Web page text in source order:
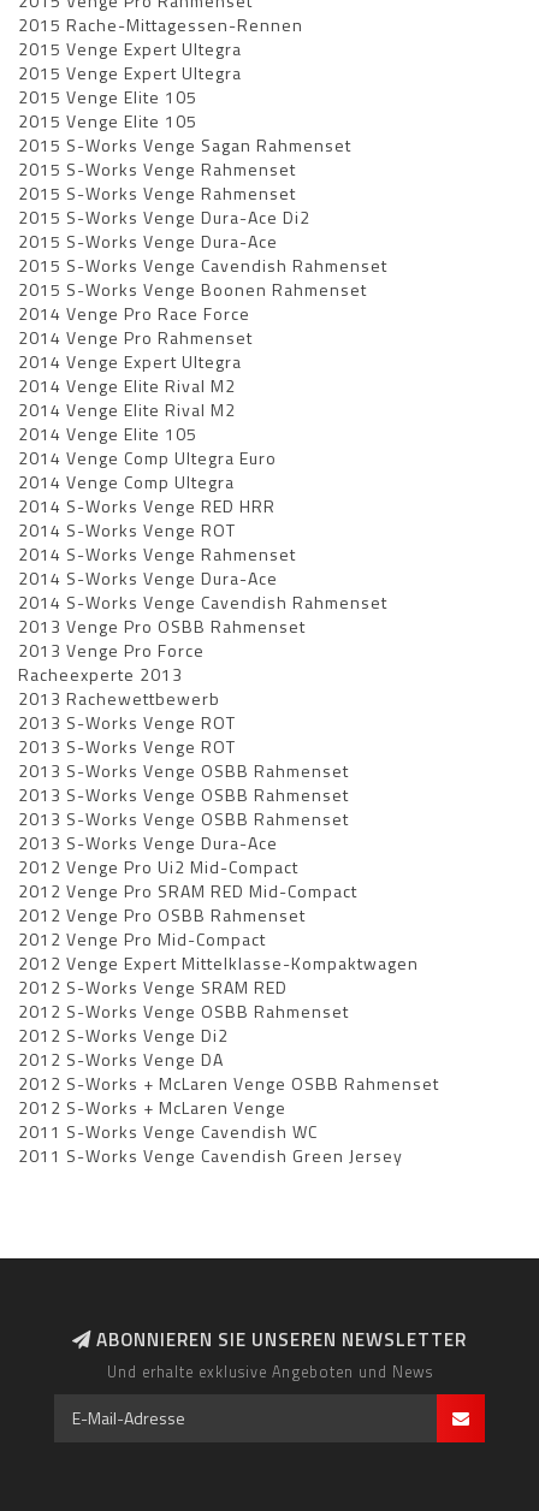
2015 Rache-Mittagessen-Rennen
2015 Venge Expert Ultegra
2015 Venge Expert Ultegra
2015 Venge Elite 105
2015 Venge Elite 105
2015 S-Works Venge Sagan Rahmenset
2015 S-Works Venge Rahmenset
2015 S-Works Venge Rahmenset
2015 S-Works Venge Dura-Ace Di2
2015 S-Works Venge Dura-Ace
2015 S-Works Venge Cavendish Rahmenset
2015 S-Works Venge Boonen Rahmenset
2014 Venge Pro Race Force
2014 Venge Pro Rahmenset
2014 Venge Expert Ultegra
2014 Venge Elite Rival M2
2014 Venge Elite Rival M2
2014 Venge Elite 105
2014 Venge Comp Ultegra Euro
2014 Venge Comp Ultegra
2014 S-Works Venge RED HRR
2014 S-Works Venge ROT
2014 S-Works Venge Rahmenset
2014 S-Works Venge Dura-Ace
2014 S-Works Venge Cavendish Rahmenset
2013 Venge Pro OSBB Rahmenset
2013 Venge Pro Force
Racheexperte 2013
2013 Rachewettbewerb
2013 S-Works Venge ROT
2013 S-Works Venge ROT
2013 S-Works Venge OSBB Rahmenset
2013 S-Works Venge OSBB Rahmenset
2013 S-Works Venge OSBB Rahmenset
2013 S-Works Venge Dura-Ace
2012 Venge Pro Ui2 Mid-Compact
2012 Venge Pro SRAM RED Mid-Compact
2012 Venge Pro OSBB Rahmenset
2012 Venge Pro Mid-Compact
2012 Venge Expert Mittelklasse-Kompaktwagen
2012 S-Works Venge SRAM RED
2012 S-Works Venge OSBB Rahmenset
2012 S-Works Venge Di2
2012 S-Works Venge DA
2012 S-Works + McLaren Venge OSBB Rahmenset
2012 S-Works + McLaren Venge
2011 S-Works Venge Cavendish WC
2011 S-Works Venge Cavendish Green Jersey
ABONNIEREN SIE UNSEREN NEWSLETTER
Und erhalte exklusive Angeboten und News